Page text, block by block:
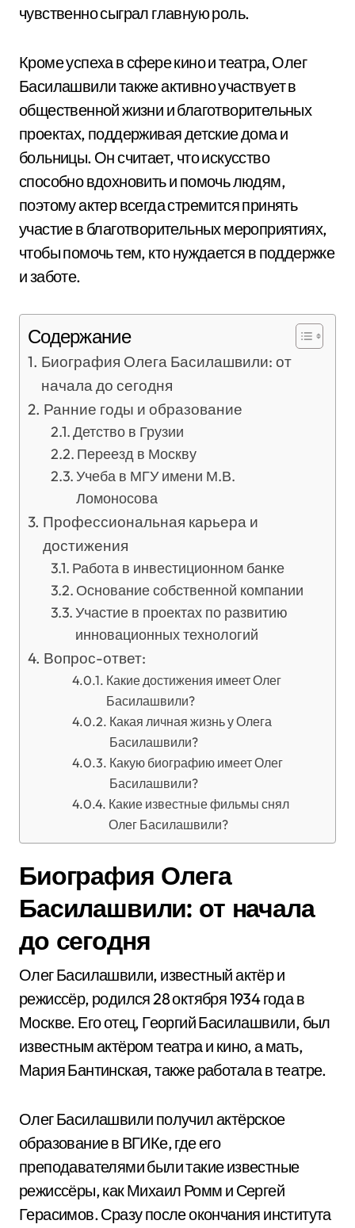
чувственно сыграл главную роль.
Кроме успеха в сфере кино и театра, Олег
Басилашвили также активно участвует в
общественной жизни и благотворительных
проектах, поддерживая детские дома и
больницы. Он считает, что искусство
способно вдохновить и помочь людям,
поэтому актер всегда стремится принять
участие в благотворительных мероприятиях,
чтобы помочь тем, кто нуждается в поддержке
и заботе.
Содержание
Биография Олега Басилашвили: от
начала до сегодня
Ранние годы и образование
Детство в Грузии
Переезд в Москву
Учеба в МГУ имени М.В.
Ломоносова
Профессиональная карьера и
достижения
Работа в инвестиционном банке
Основание собственной компании
Участие в проектах по развитию
инновационных технологий
Вопрос-ответ:
Какие достижения имеет Олег
Басилашвили?
Какая личная жизнь у Олега
Басилашвили?
Какую биографию имеет Олег
Басилашвили?
Какие известные фильмы снял
Олег Басилашвили?
Биография Олега
Басилашвили: от начала
до сегодня
Олег Басилашвили, известный актёр и
режиссёр, родился 28 октября 1934 года в
Москве. Его отец, Георгий Басилашвили, был
известным актёром театра и кино, а мать,
Мария Бантинская, также работала в театре.
Олег Басилашвили получил актёрское
образование в ВГИКе, где его
преподавателями были такие известные
режиссёры, как Михаил Ромм и Сергей
Герасимов. Сразу после окончания института